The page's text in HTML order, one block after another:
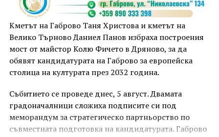
Кметът на Габрово Таня Христова и кметът на
Велико Търново Даниел Панов избраха построения
мост от майстор Колю Фичето в Дряново, за да
обявят кандидатурата на Габрово за европейска
столица на културата през 2032 година.
Събитието се проведе днес, 5 август. Двамата
градоначалници сложиха подписите си под
меморандум за стратегическо партньорство по
съвместната подготовка на кандидатурата. Габрово